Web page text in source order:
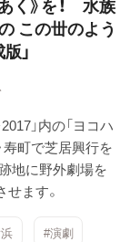
く》を！ 水族
この丗のよう
」
」内の「ヨコハ
寿町で芝居興行を
地に野外劇場を
せます。
#演劇